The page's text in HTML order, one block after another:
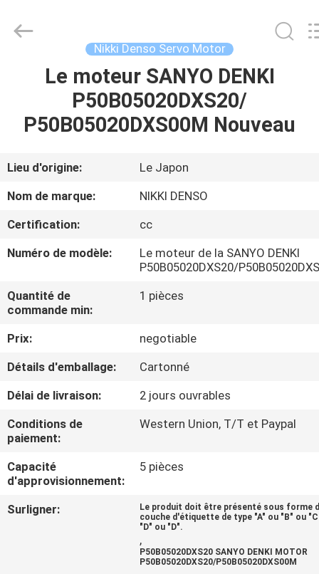
MAISON
PRODUITS
AU
SUJET
DE
VISITE
D'USINE
DE
QUALITÉ
CONTACTEZ-
NOUS
DEMANDEZ
Ryobi
Nikki Denso Servo Motor
Le moteur SANYO DENKI
P50B05020DXS20/
P50B05020DXS00M Nouveau
Lieu d'origine:
Le Japon
Nom de marque:
NIKKI DENSO
Certification:
cc
Numéro de modèle:
Le moteur de la SANYO DENKI
P50B05020DXS20/
Quantité de
commande min:
1 pièces
Prix:
negotiable
Détails d'emballage:
Cartonné
Délai de livraison:
2 jours ouvrables
Conditions de
paiement:
Western Union, T/T et Paypal
Capacité
d'approvisionnement:
5 pièces
Surligner:
Le produit doit être présenté sous forme
couche d'étiquette de type "A" ou "B" ou
"D" ou "D".
,
P50B05020DXS20 SANYO DENKI MOTOR
P50B05020DXS20/P50B05020DXS00M